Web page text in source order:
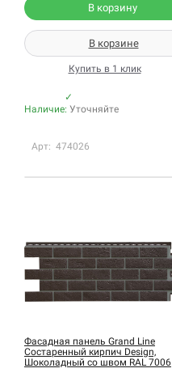
В корзину
В корзине
Купить в 1 клик
✓
Наличие: Уточняйте
Арт: 474026
Фасадная панель Grand Line
Состаренный кирпич Design,
Шоколадный со швом RAL 7006